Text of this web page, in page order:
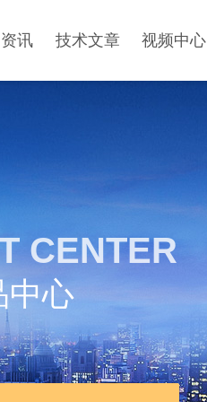
讯 技术文章 视频中心
CENTER
中心